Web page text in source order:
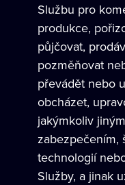
Službu pro
produkce,
půjčovat,
pozměňovat
převádět nebo
obcházet,
jakýmkoliv
zabezpečením,
technologií
Služby, a jinak